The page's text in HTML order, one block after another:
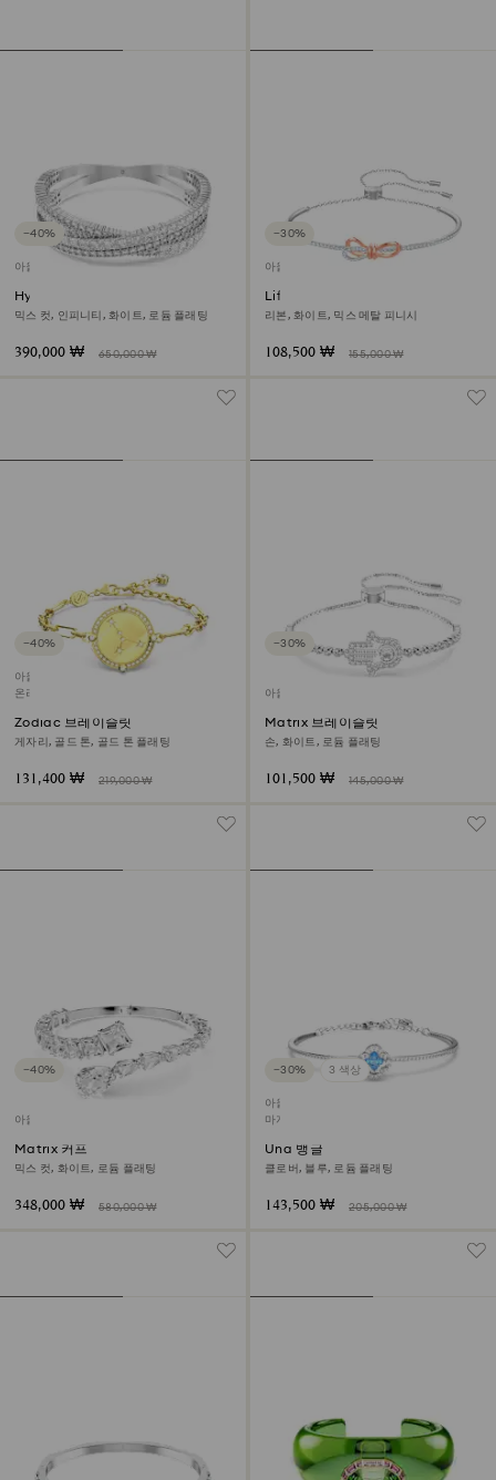
−40%
아울렛
Hyperbola 커프
믹스 컷, 인피니티, 화이트, 로듐 플래팅
390,000 ₩ 650,000 ₩
−30%
아울렛
Lifelong Bow 뱅글
리본, 화이트, 믹스 메탈 피니시
108,500 ₩ 155,000 ₩
−40%
아울렛
온라인 단독
Zodiac 브레이슬릿
게자리, 골드 톤, 골드 톤 플래팅
131,400 ₩ 219,000 ₩
−30%
아울렛
Matrix 브레이슬릿
손, 화이트, 로듐 플래팅
101,500 ₩ 145,000 ₩
−40%
아울렛
Matrix 커프
믹스 컷, 화이트, 로듐 플래팅
348,000 ₩ 580,000 ₩
−30% 3 색상
아울렛
마지막 구입 기회
Una 뱅글
클로버, 블루, 로듐 플래팅
143,500 ₩ 205,000 ₩